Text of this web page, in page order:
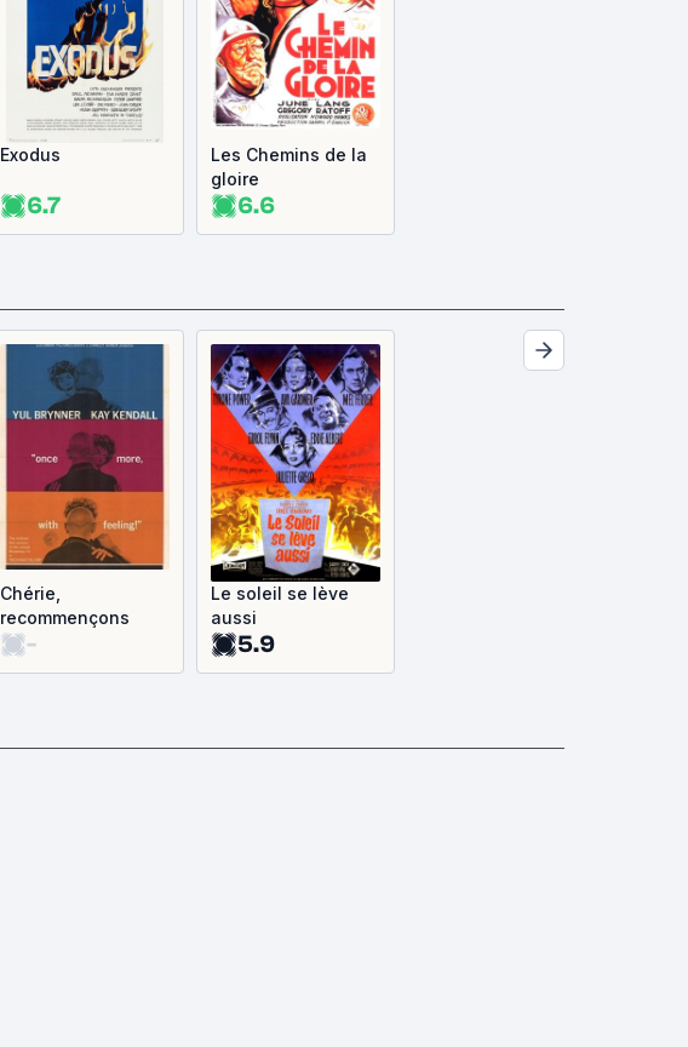
Exodus
6.7
Les Chemins de la
gloire
6.6
Chérie,
recommençons
-
Le soleil se lève
aussi
5.9